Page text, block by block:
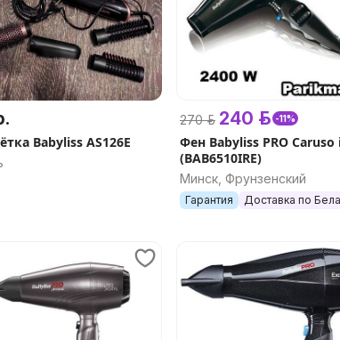
Babyliss AS126E
270 р. 240 р. -11%
Фен Babyliss PRO Caruso
(BAB6510IRE)
Минск, Фрунзенский
Гарантия Доставка по